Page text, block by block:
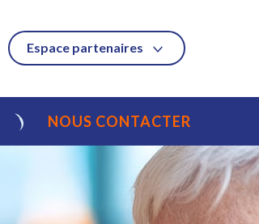
Espace partenaires
NOUS CONTACTER